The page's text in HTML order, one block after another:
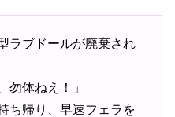
ラブドールが廃棄され
勿体ねえ！」
ち帰り、早速フェラを